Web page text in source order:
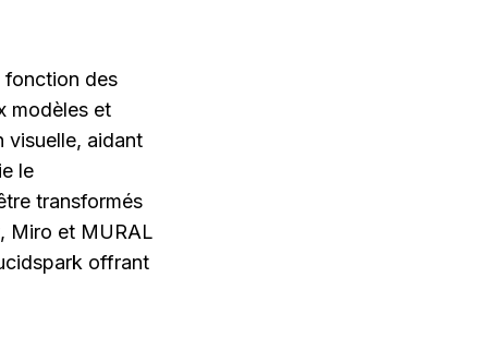
fonction des
modèles et
visuelle, aidant
le
transformés
Miro et MURAL
offrant